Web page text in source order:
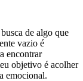
de algo que
vazio é
encontrar
objetivo é acolher
emocional.